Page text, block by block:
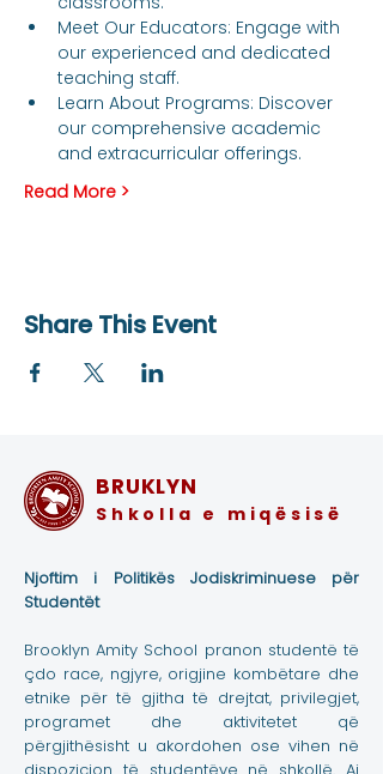
Meet Our Educators: Engage with
our experienced and dedicated
teaching staff.
Learn About Programs: Discover
our comprehensive academic
and extracurricular offerings.
Read More >
Share This Event
BRUKLYN
Shkolla e miqësisë
Njoftim i Politikës Jodiskriminuese për
Studentët
Brooklyn Amity School pranon studentë të
çdo race, ngjyre, origjine kombëtare dhe
etnike për të gjitha të drejtat, privilegjet,
programet dhe aktivitetet që
përgjithësisht u akordohen ose vihen në